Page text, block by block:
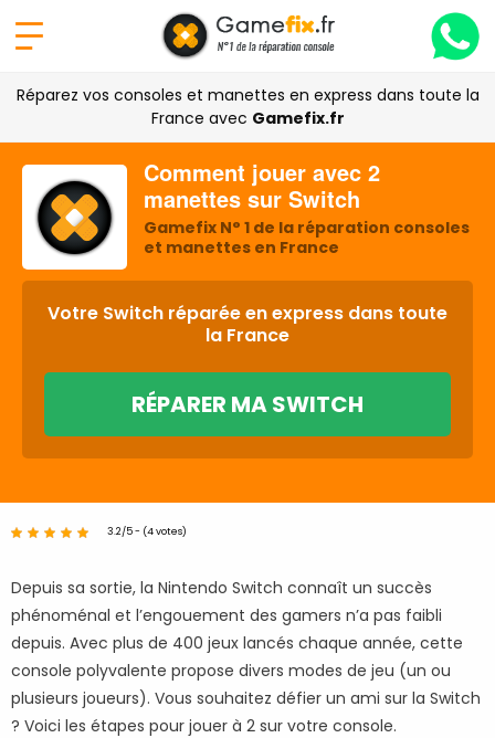
Réparez vos consoles et manettes en express dans toute la
France avec Gamefix.fr
Comment jouer avec 2
manettes sur Switch
Gamefix N° 1 de la réparation consoles
et manettes en France
Votre Switch réparée en express dans toute
la France
RÉPARER MA SWITCH
3.2/5 - (4 votes)
Depuis sa sortie, la Nintendo Switch connaît un succès
phénoménal et l’engouement des gamers n’a pas faibli
depuis. Avec plus de 400 jeux lancés chaque année, cette
console polyvalente propose divers modes de jeu (un ou
plusieurs joueurs). Vous souhaitez défier un ami sur la Switch
? Voici les étapes pour jouer à 2 sur votre console.